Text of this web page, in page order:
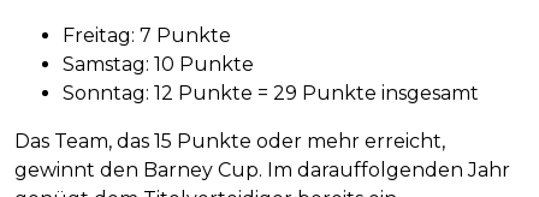
Freitag: 7 Punkte
Samstag: 10 Punkte
Sonntag: 12 Punkte = 29 Punkte insgesamt
Das Team, das 15 Punkte oder mehr erreicht,
gewinnt den Barney Cup. Im darauffolgenden Jahr